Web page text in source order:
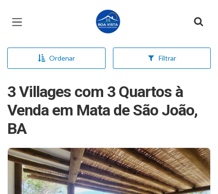
Página inicial
Ordenar Filtrar
3 Villages com 3 Quartos à
Venda em Mata de São João,
BA